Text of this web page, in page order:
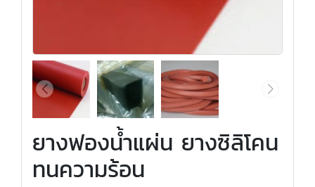
ยางฟองน้ำแผ่น ยางซิลิโคน
ทนความร้อน